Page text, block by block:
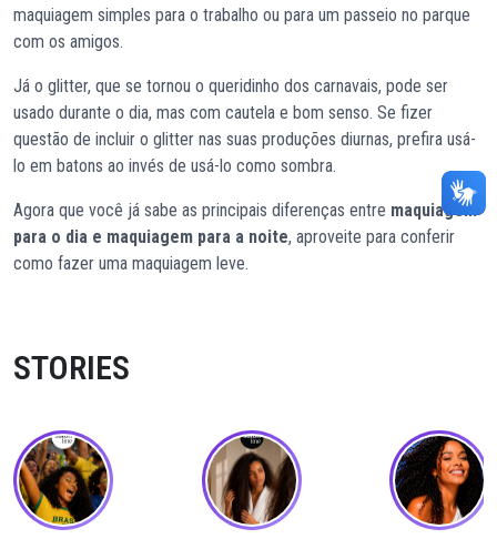
maquiagem simples para o trabalho ou para um passeio no parque
com os amigos.
Já o glitter, que se tornou o queridinho dos carnavais, pode ser
usado durante o dia, mas com cautela e bom senso. Se fizer
questão de incluir o glitter nas suas produções diurnas, prefira usá-
lo em batons ao invés de usá-lo como sombra.
Agora que você já sabe as principais diferenças entre maquiagem
para o dia e maquiagem para a noite, aproveite para conferir
como fazer uma maquiagem leve.
STORIES